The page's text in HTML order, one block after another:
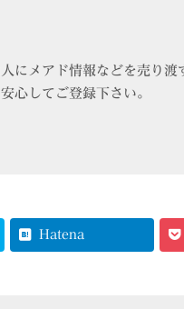
にメアド情報などを売り渡
心してご登録下さい。
Hatena